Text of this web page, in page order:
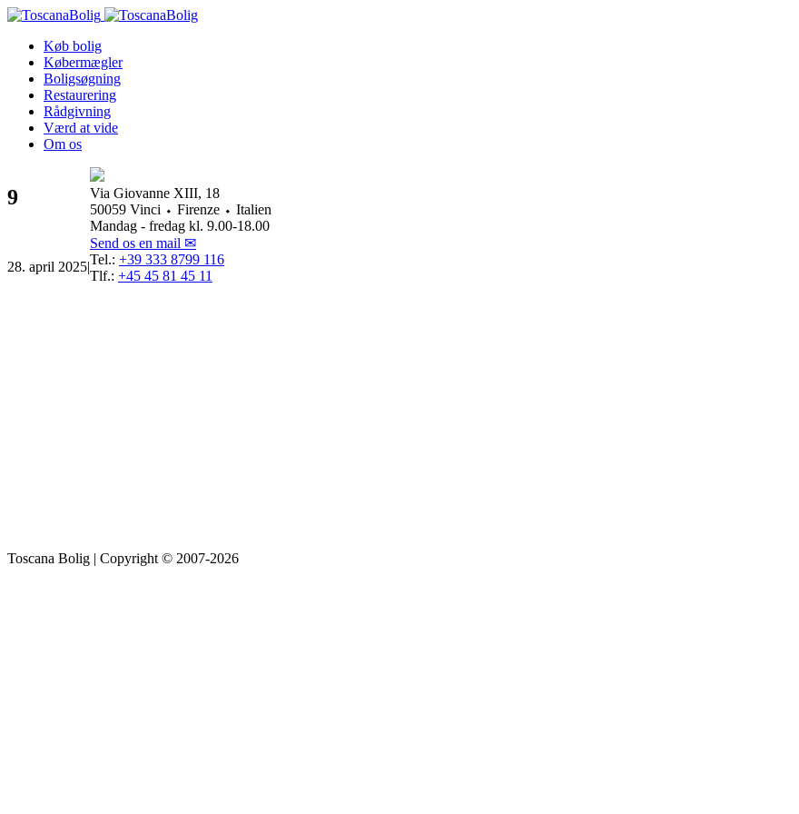
Køb bolig
Købermægler
Boligsøgning
Restaurering
Rådgivning
Værd at vide
Om os
9
28. april 2025|
Via Giovanne XIII, 18
50059 Vinci ⬩ Firenze ⬩ Italien
Mandag - fredag kl. 9.00-18.00
Send os en mail ✉
Tel.: +39 333 8799 116
Tlf.: +45 45 81 45 11
Toscana Bolig | Copyright © 2007-2026